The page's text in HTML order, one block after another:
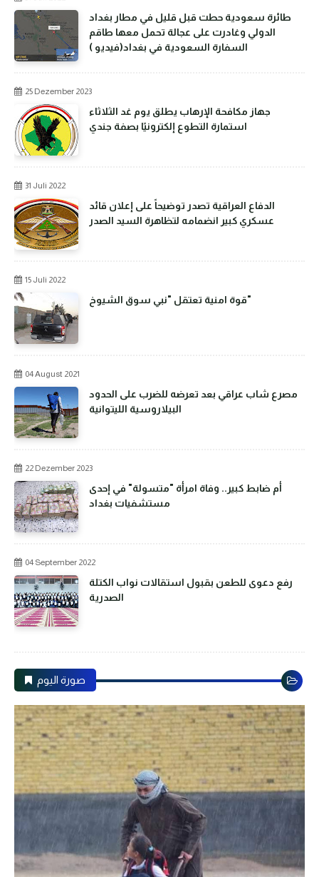
طائرة سعودية حطت قبل قليل في مطار بغداد
الدولي وغادرت على عجالة تحمل معها طاقم
السفارة السعودية في بغداد(فيديو )
25 Dezember 2023
جهاز مكافحة الإرهاب يطلق يوم غد الثلاثاء
استمارة التطوع إلكترونيًا بصفة جندي
31 Juli 2022
الدفاع العراقية تصدر توضيحاً على إعلان قائد
عسكري كبير انضمامه لتظاهرة السيد الصدر
15 Juli 2022
قوة امنية تعتقل "نبي سوق الشيوخ"
04 August 2021
مصرع شاب عراقي بعد تعرضه للضرب على الحدود
البيلاروسية الليتوانية
22 Dezember 2023
أم ضابط كبير.. وفاة امرأة "متسولة" في إحدى
مستشفيات بغداد
04 September 2022
رفع دعوى للطعن بقبول استقالات نواب الكتلة
الصدرية
صورة اليوم